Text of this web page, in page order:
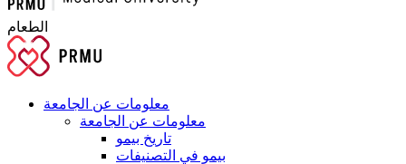
الطعام
معلومات عن الجامعة
معلومات عن الجامعة
تاريخ بيمو
بيمو في التصنيفات